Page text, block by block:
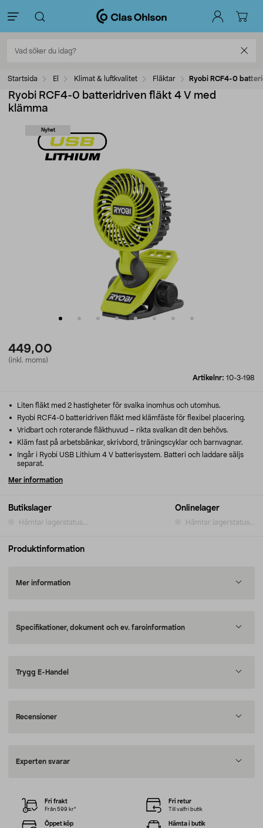
Startsida El Klimat & luftkvalitet Fläktar Ryobi RCF4-0
Ryobi RCF4-0 batteridriven fläkt 4 V med
klämma
Nyhet
449,00
(inkl. moms)
Artikelnr: 10-3-198
Butikslager
Hämtar lagerstatus...
Onlinelager
Hämtar lagerstatus...
Liten fläkt med 2 hastigheter för svalka inomhus och utomhus.
Ryobi RCF4-0 batteridriven fläkt med klämfäste för flexibel placering.
Vridbart och roterande fläkthuvud – rikta svalkan dit den behövs.
Kläm fast på arbetsbänkar, skrivbord, träningscyklar och barnvagnar.
Ingår i Ryobi USB Lithium 4 V batterisystem. Batteri och laddare säljs
separat.
Mer information
Produktinformation
Mer information
Specifikationer, dokument och ev. faroinformation
Trygg E-Handel
Recensioner
Experten svarar
Fri frakt
Från 599 kr*
Fri retur
Till valfri butik
Öppet köp Hämta i butik